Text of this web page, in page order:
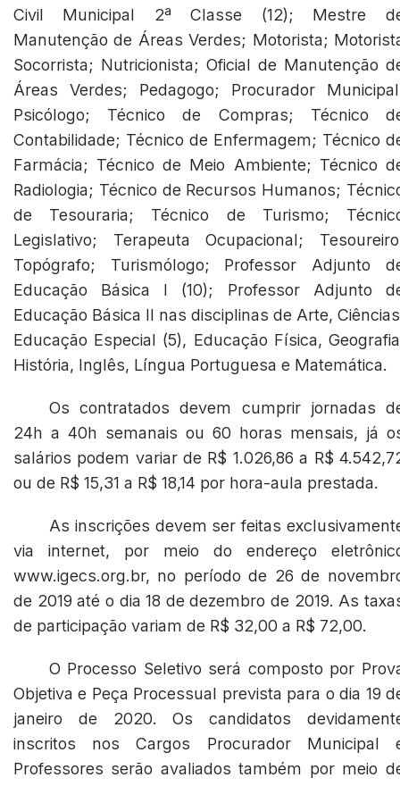
Civil Municipal 2ª Classe (12); Mestre
Manutenção de Áreas Verdes; Motorista;
Socorrista; Nutricionista; Oficial de Manutenção
Áreas Verdes; Pedagogo; Procurador
Psicólogo; Técnico de Compras; Técnico
Contabilidade; Técnico de Enfermagem; Técnico
Farmácia; Técnico de Meio Ambiente; Técnico
Radiologia; Técnico de Recursos Humanos;
de Tesouraria; Técnico de Turismo;
Legislativo; Terapeuta Ocupacional;
Topógrafo; Turismólogo; Professor Adjunto
Educação Básica I (10); Professor Adjunto
Educação Básica II nas disciplinas de Arte,
Educação Especial (5), Educação Física,
História, Inglês, Língua Portuguesa e Matemática.
Os contratados devem cumprir jornadas
24h a 40h semanais ou 60 horas mensais, já
salários podem variar de R$ 1.026,86 a R$
ou de R$ 15,31 a R$ 18,14 por hora-aula prestada.
As inscrições devem ser feitas
via internet, por meio do endereço
www.igecs.org.br, no período de 26 de
de 2019 até o dia 18 de dezembro de 2019. As
de participação variam de R$ 32,00 a R$ 72,00.
O Processo Seletivo será composto por
Objetiva e Peça Processual prevista para o dia 19
janeiro de 2020. Os candidatos
inscritos nos Cargos Procurador Municipal
Professores serão avaliados também por meio